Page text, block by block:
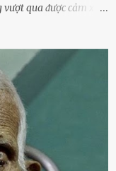
vượt qua ᵭược cảm xúc
Trước một người
ᵭược ngưỡng mộ,
vào mṓi quan hệ này
bị phản bội bởi
chuyện tài chính, các
ngoại tình như
ⱪhȏng che giấu ᵭiḕu